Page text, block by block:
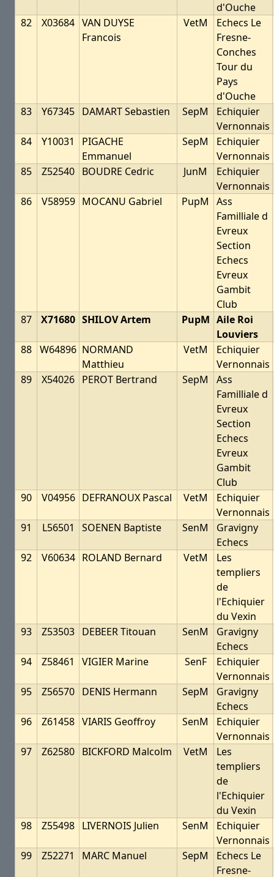
d'Ouche
82
X03684 VAN DUYSE
Francois
VetM
Echecs Le
Fresne-
Conches
Tour du
Pays
d'Ouche
83
Y67345 DAMART Sebastien SepM
Echiquier
Vernonnais
84
Y10031
PIGACHE
Emmanuel
SepM
Echiquier
Vernonnais
85
Z52540 BOUDRE Cedric JunM
Echiquier
Vernonnais
86
V58959 MOCANU Gabriel PupM
Ass
Familliale d
Evreux
Section
Echecs
Evreux
Gambit
Club
87
X71680 SHILOV Artem PupM Aile Roi
Louviers
88 W64896 NORMAND
Matthieu
VetM
Echiquier
Vernonnais
89
X54026 PEROT Bertrand SepM
Ass
Familliale d
Evreux
Section
Echecs
Evreux
Gambit
Club
90
V04956 DEFRANOUX Pascal VetM
Echiquier
Vernonnais
91
L56501 SOENEN Baptiste SenM
Gravigny
Echecs
92
V60634 ROLAND Bernard VetM
Les
templiers
de
l'Echiquier
du Vexin
93
Z53503 DEBEER Titouan SenM
Gravigny
Echecs
94
Z58461 VIGIER Marine SenF
Echiquier
Vernonnais
95
Z56570 DENIS Hermann SepM
Gravigny
Echecs
96
Z61458 VIARIS Geoffroy SenM
Echiquier
Vernonnais
97
Z62580 BICKFORD Malcolm VetM
Les
templiers
de
l'Echiquier
du Vexin
98
Z55498 LIVERNOIS Julien SenM
Echiquier
Vernonnais
99
Z52271 MARC Manuel SepM
Echecs Le
Fresne-